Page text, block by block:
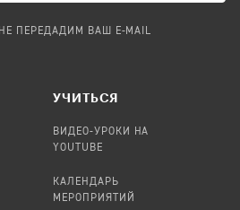
ПЕРЕДАДИМ ВАШ E-MAIL
УЧИТЬСЯ
ВИДЕО-УРОКИ НА
YOUTUBE
КАЛЕНДАРЬ
МЕРОПРИЯТИЙ